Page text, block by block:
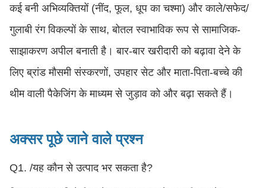
कई बनी अभिव्यक्तियों (नींद, फूल, धूप का चश्मा) और काले/सफेद/
गुलाबी रंग विकल्पों के साथ, बोतल स्वाभाविक रूप से सामाजिक-
साझाकरण अपील बनाती है। बार-बार खरीदारी को बढ़ावा देने के
लिए ब्रांड मौसमी संस्करणों, उपहार सेट और माता-पिता-बच्चे की
थीम वाली पैकेजिंग के माध्यम से जुड़ाव को और बढ़ा सकते हैं।
अक्सर पूछे जाने वाले प्रश्न
Q1. /यह कौन से उत्पाद भर सकता है?